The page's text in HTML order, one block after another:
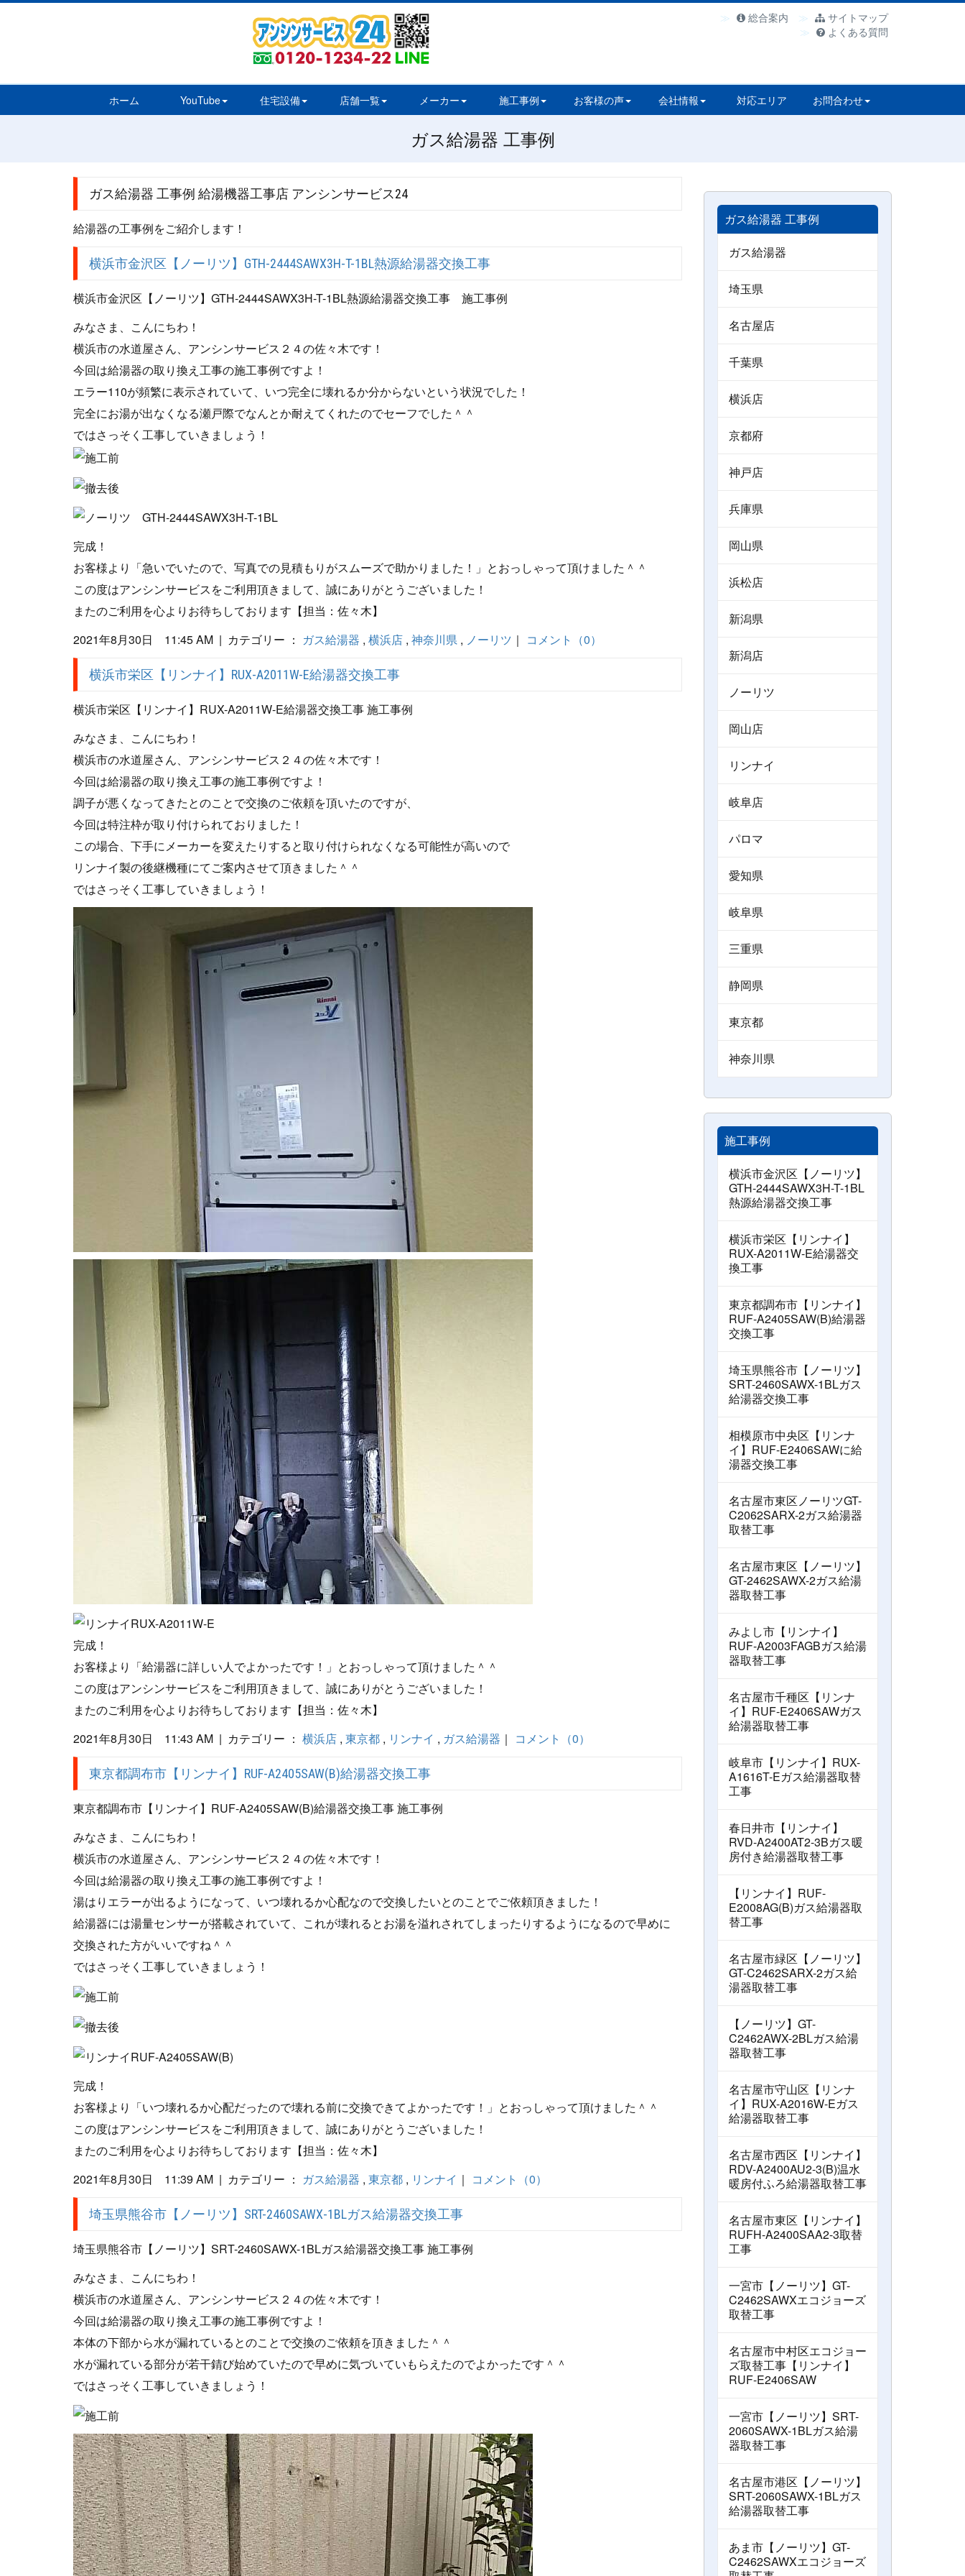
総合案内
サイトマップ
よくある質問
ホーム YouTube 住宅設備 店舗一覧 メーカー 施工事例 お客様の声 会社情報 対応エリア お問合わせ
ガス給湯器 工事例
ガス給湯器 工事例 給湯機器工事店 アンシンサービス24
給湯器の工事例をご紹介します！
横浜市金沢区【ノーリツ】GTH-2444SAWX3H-T-1BL熱源給湯器交換工事
横浜市金沢区【ノーリツ】GTH-2444SAWX3H-T-1BL熱源給湯器交換工事 施工事例
みなさま、こんにちわ！
横浜市の水道屋さん、アンシンサービス２４の佐々木です！
今回は給湯器の取り換え工事の施工事例ですよ！
エラー110が頻繁に表示されていて、いつ完全に壊れるか分からないという状況でした！
完全にお湯が出なくなる瀬戸際でなんとか耐えてくれたのでセーフでした＾＾
ではさっそく工事していきましょう！
完成！
お客様より「急いでいたので、写真での見積もりがスムーズで助かりました！」とおっしゃって頂けました＾＾
この度はアンシンサービスをご利用頂きまして、誠にありがとうございました！
またのご利用を心よりお待ちしております【担当：佐々木】
2021年8月30日 11:45 AM | カテゴリー ： ガス給湯器 , 横浜店 , 神奈川県 , ノーリツ ｜ コメント（0）
横浜市栄区【リンナイ】RUX-A2011W-E給湯器交換工事
横浜市栄区【リンナイ】RUX-A2011W-E給湯器交換工事 施工事例
みなさま、こんにちわ！
横浜市の水道屋さん、アンシンサービス２４の佐々木です！
今回は給湯器の取り換え工事の施工事例ですよ！
調子が悪くなってきたとのことで交換のご依頼を頂いたのですが、
今回は特注枠が取り付けられておりました！
この場合、下手にメーカーを変えたりすると取り付けられなくなる可能性が高いので
リンナイ製の後継機種にてご案内させて頂きました＾＾
ではさっそく工事していきましょう！
完成！
お客様より「給湯器に詳しい人でよかったです！」とおっしゃって頂けました＾＾
この度はアンシンサービスをご利用頂きまして、誠にありがとうございました！
またのご利用を心よりお待ちしております【担当：佐々木】
2021年8月30日 11:43 AM | カテゴリー ： 横浜店 , 東京都 , リンナイ , ガス給湯器 ｜ コメント（0）
東京都調布市【リンナイ】RUF-A2405SAW(B)給湯器交換工事
東京都調布市【リンナイ】RUF-A2405SAW(B)給湯器交換工事 施工事例
みなさま、こんにちわ！
横浜市の水道屋さん、アンシンサービス２４の佐々木です！
今回は給湯器の取り換え工事の施工事例ですよ！
湯はりエラーが出るようになって、いつ壊れるか心配なので交換したいとのことでご依頼頂きました！
給湯器には湯量センサーが搭載されていて、これが壊れるとお湯を溢れされてしまったりするようになるので早めに
交換された方がいいですね＾＾
ではさっそく工事していきましょう！
完成！
お客様より「いつ壊れるか心配だったので壊れる前に交換できてよかったです！」とおっしゃって頂けました＾＾
この度はアンシンサービスをご利用頂きまして、誠にありがとうございました！
またのご利用を心よりお待ちしております【担当：佐々木】
2021年8月30日 11:39 AM | カテゴリー ： ガス給湯器 , 東京都 , リンナイ ｜ コメント（0）
埼玉県熊谷市【ノーリツ】SRT-2460SAWX-1BLガス給湯器交換工事
埼玉県熊谷市【ノーリツ】SRT-2460SAWX-1BLガス給湯器交換工事 施工事例
みなさま、こんにちわ！
横浜市の水道屋さん、アンシンサービス２４の佐々木です！
今回は給湯器の取り換え工事の施工事例ですよ！
本体の下部から水が漏れているとのことで交換のご依頼を頂きました＾＾
水が漏れている部分が若干錆び始めていたので早めに気づいていもらえたのでよかったです＾＾
ではさっそく工事していきましょう！
ガス給湯器 工事例
ガス給湯器
埼玉県
名古屋店
千葉県
横浜店
京都府
神戸店
兵庫県
岡山県
浜松店
新潟県
新潟店
ノーリツ
岡山店
リンナイ
岐阜店
パロマ
愛知県
岐阜県
三重県
静岡県
東京都
神奈川県
施工事例
横浜市金沢区【ノーリツ】
GTH-2444SAWX3H-T-1BL
熱源給湯器交換工事
横浜市栄区【リンナイ】
RUX-A2011W-E給湯器交
換工事
東京都調布市【リンナイ】
RUF-A2405SAW(B)給湯器
交換工事
埼玉県熊谷市【ノーリツ】
SRT-2460SAWX-1BLガス
給湯器交換工事
相模原市中央区【リンナ
イ】RUF-E2406SAWに給
湯器交換工事
名古屋市東区ノーリツGT-
C2062SARX-2ガス給湯器
取替工事
名古屋市東区【ノーリツ】
GT-2462SAWX-2ガス給湯
器取替工事
みよし市【リンナイ】
RUF-A2003FAGBガス給湯
器取替工事
名古屋市千種区【リンナ
イ】RUF-E2406SAWガス
給湯器取替工事
岐阜市【リンナイ】RUX-
A1616T-Eガス給湯器取替
工事
春日井市【リンナイ】
RVD-A2400AT2-3Bガス暖
房付き給湯器取替工事
【リンナイ】RUF-
E2008AG(B)ガス給湯器取
替工事
名古屋市緑区【ノーリツ】
GT-C2462SARX-2ガス給
湯器取替工事
【ノーリツ】GT-
C2462AWX-2BLガス給湯
器取替工事
名古屋市守山区【リンナ
イ】RUX-A2016W-Eガス
給湯器取替工事
名古屋市西区【リンナイ】
RDV-A2400AU2-3(B)温水
暖房付ふろ給湯器取替工事
名古屋市東区【リンナイ】
RUFH-A2400SAA2-3取替
工事
一宮市【ノーリツ】GT-
C2462SAWXエコジョーズ
取替工事
名古屋市中村区エコジョー
ズ取替工事【リンナイ】
RUF-E2406SAW
一宮市【ノーリツ】SRT-
2060SAWX-1BLガス給湯
器取替工事
名古屋市港区【ノーリツ】
SRT-2060SAWX-1BLガス
給湯器取替工事
あま市【ノーリツ】GT-
C2462SAWXエコジョーズ